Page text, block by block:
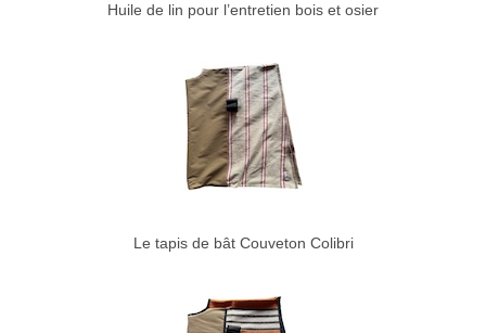
Huile de lin pour l’entretien bois et osier
Le tapis de bât Couveton Colibri